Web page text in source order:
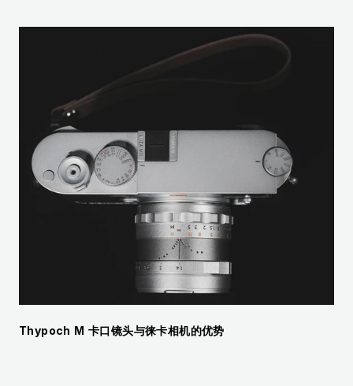
Thypoch M 卡口镜头与徕卡相机的优势